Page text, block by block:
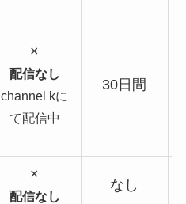
×
配信なし
channel kに
て配信中
30日間
×
配信なし
なし